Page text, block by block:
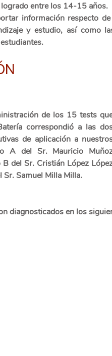
entre los 14-15 años.
información respecto
y estudio, así como
de los 15 tests
correspondió a las
de aplicación a
A del Sr. Mauricio
B del Sr. Cristián López
Sr. Samuel Milla Milla.
diagnosticados en los